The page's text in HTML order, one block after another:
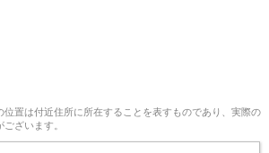
置は付近住所に所在することを表すものであり、実際の
ざいます。